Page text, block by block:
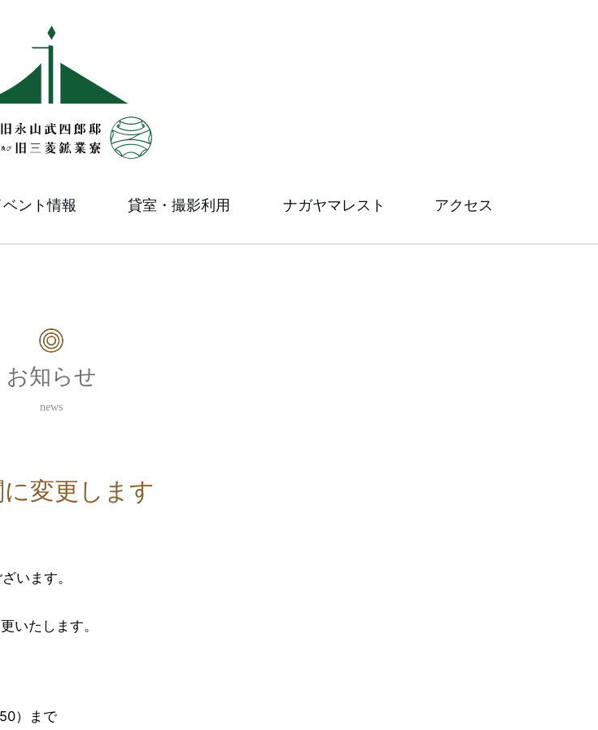
ベント情報 貸室・撮影利用 ナガヤマレスト アクセス
お知らせ
news
変更します
います。
いたします。
）まで